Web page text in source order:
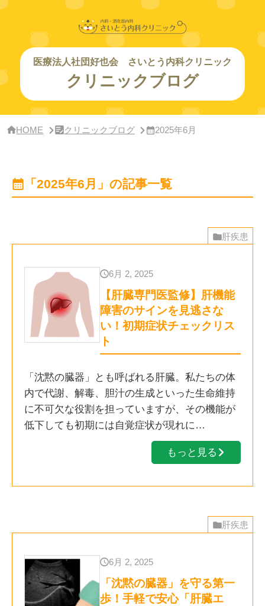
ニッ
医療法人社団好也会 さいとう内科クリニック
クリニックブログ
HOME クリニックブログ 2025年6月
「2025年6月」の記事一覧
肝疾患
6月 2, 2025
【肝臓専門医監修】肝機能
障害のサインを見逃さな
い！初期症状チェックリス
ト
「沈黙の臓器」とも呼ばれる肝臓。私たちの体
内で代謝、解毒、胆汁の生成といった生命維持
に不可欠な役割を担っていますが、その機能が
低下しても初期には自覚症状が現れに…
もっと見る
肝疾患
6月 2, 2025
「沈黙の臓器」を守る第一
歩！手軽で安心「肝臓エ